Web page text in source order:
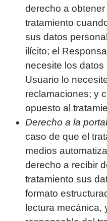
derecho a
tratamiento
sus datos
ilícito; el
necesite los
Usuario lo
reclamaciones; y
opuesto al
Derecho a la
caso de que el
medios
derecho a recibir
tratamiento sus
formato
lectura mecánica,